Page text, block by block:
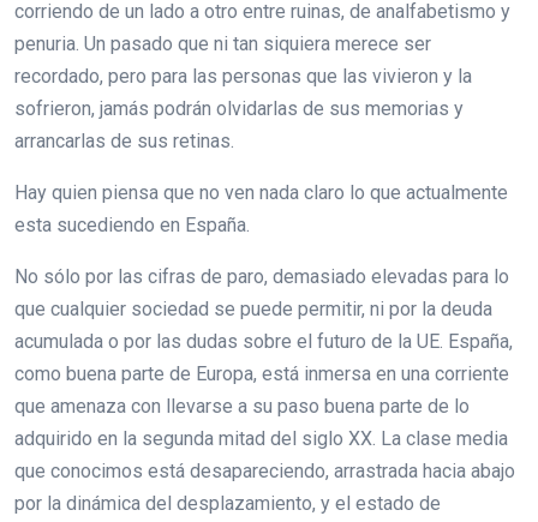
corriendo de un lado a otro entre ruinas, de analfabetismo y
penuria. Un pasado que ni tan siquiera merece ser
recordado, pero para las personas que las vivieron y la
sofrieron, jamás podrán olvidarlas de sus memorias y
arrancarlas de sus retinas.
Hay quien piensa que no ven nada claro lo que actualmente
esta sucediendo en España.
No sólo por las cifras de paro, demasiado elevadas para lo
que cualquier sociedad se puede permitir, ni por la deuda
acumulada o por las dudas sobre el futuro de la UE. España,
como buena parte de Europa, está inmersa en una corriente
que amenaza con llevarse a su paso buena parte de lo
adquirido en la segunda mitad del siglo XX. La clase media
que conocimos está desapareciendo, arrastrada hacia abajo
por la dinámica del desplazamiento, y el estado de